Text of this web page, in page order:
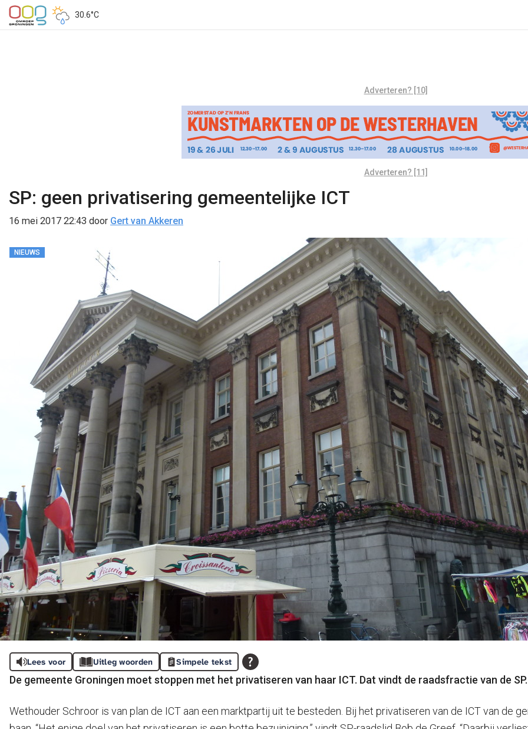
30.6°C
Adverteren? [10]
Adverteren? [11]
SP: geen privatisering gemeentelijke ICT
16 mei 2017 22:43 door Gert van Akkeren
NIEUWS
Lees voor Uitleg woorden Simpele tekst
De gemeente Groningen moet stoppen met het privatiseren van haar ICT. Dat vindt de raadsfractie van de SP.
Wethouder Schroor is van plan de ICT aan een marktpartij uit te besteden. Bij het privatiseren van de ICT van de